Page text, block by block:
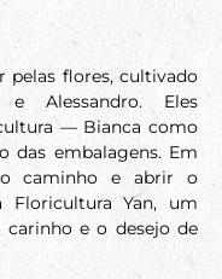
pelas flores, cultivado
Alessandro. Eles
— Bianca como
das embalagens. Em
caminho e abrir o
Floricultura Yan, um
e o desejo de